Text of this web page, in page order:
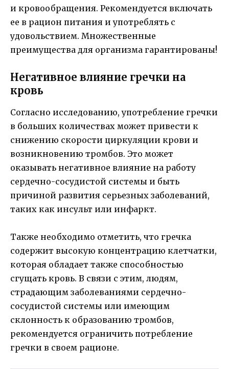
и кровообращения. Рекомендуется включать
ее в рацион питания и употреблять с
удовольствием. Множественные
преимущества для организма гарантированы!
Негативное влияние гречки на
кровь
Согласно исследованию, употребление гречки
в больших количествах может привести к
снижению скорости циркуляции крови и
возникновению тромбов. Это может
оказывать негативное влияние на работу
сердечно-сосудистой системы и быть
причиной развития серьезных заболеваний,
таких как инсульт или инфаркт.
Также необходимо отметить, что гречка
содержит высокую концентрацию клетчатки,
которая обладает также способностью
сгущать кровь. В связи с этим, людям,
страдающим заболеваниями сердечно-
сосудистой системы или имеющим
склонность к образованию тромбов,
рекомендуется ограничить потребление
гречки в своем рационе.